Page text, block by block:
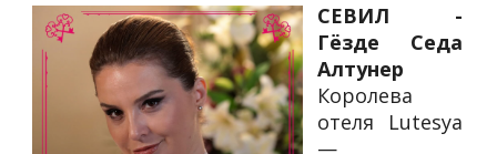
СЕВИЛ -
Гёзде Седа
Алтунер
Королева
отеля Lutesya
—